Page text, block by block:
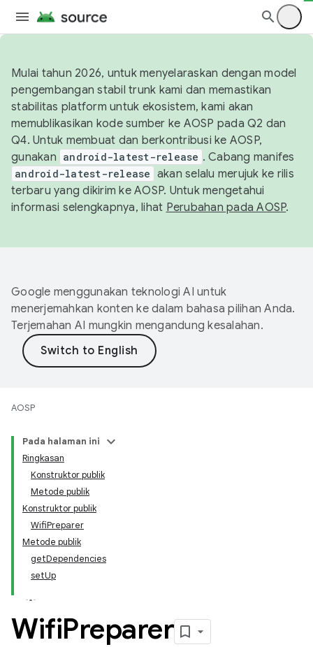
Mulai tahun 2026, untuk menyelaraskan dengan model
pengembangan stabil trunk kami dan memastikan
stabilitas platform untuk ekosistem, kami akan
memublikasikan kode sumber ke AOSP pada Q2 dan
Q4. Untuk membuat dan berkontribusi ke AOSP,
gunakan android-latest-release . Cabang manifes
android-latest-release akan selalu merujuk ke rilis
terbaru yang dikirim ke AOSP. Untuk mengetahui
informasi selengkapnya, lihat Perubahan pada AOSP.
Google menggunakan teknologi AI untuk
menerjemahkan konten ke dalam bahasa pilihan Anda.
Terjemahan AI mungkin mengandung kesalahan.
AOSP
Pada halaman ini
Ringkasan
Konstruktor publik
Metode publik
Konstruktor publik
WifiPreparer
Metode publik
getDependencies
setUp
WifiPreparer